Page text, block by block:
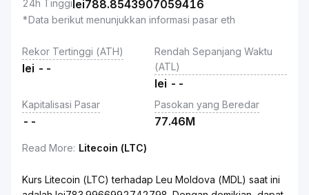
24h Tinggilei788.8543907059416
*Data berikut menunjukkan informasi pasar eth
Rekor Tertinggi (ATH)
lei --
Rendah Sepanjang Waktu
(ATL)
lei --
Kapitalisasi Pasar
--
Pasokan yang Beredar
77.46M
Read More: Litecoin (LTC)
Kurs Litecoin (LTC) terhadap Leu Moldova (MDL) saat ini